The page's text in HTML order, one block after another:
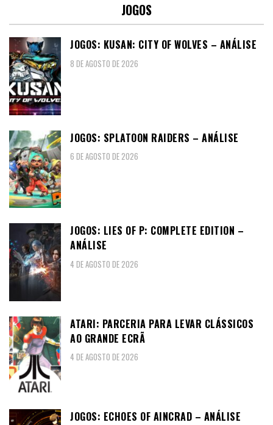
JOGOS
JOGOS: KUSAN: CITY OF WOLVES – ANÁLISE
8 DE AGOSTO DE 2026
JOGOS: SPLATOON RAIDERS – ANÁLISE
6 DE AGOSTO DE 2026
JOGOS: LIES OF P: COMPLETE EDITION –
ANÁLISE
4 DE AGOSTO DE 2026
ATARI: PARCERIA PARA LEVAR CLÁSSICOS
AO GRANDE ECRÃ
4 DE AGOSTO DE 2026
JOGOS: ECHOES OF AINCRAD – ANÁLISE